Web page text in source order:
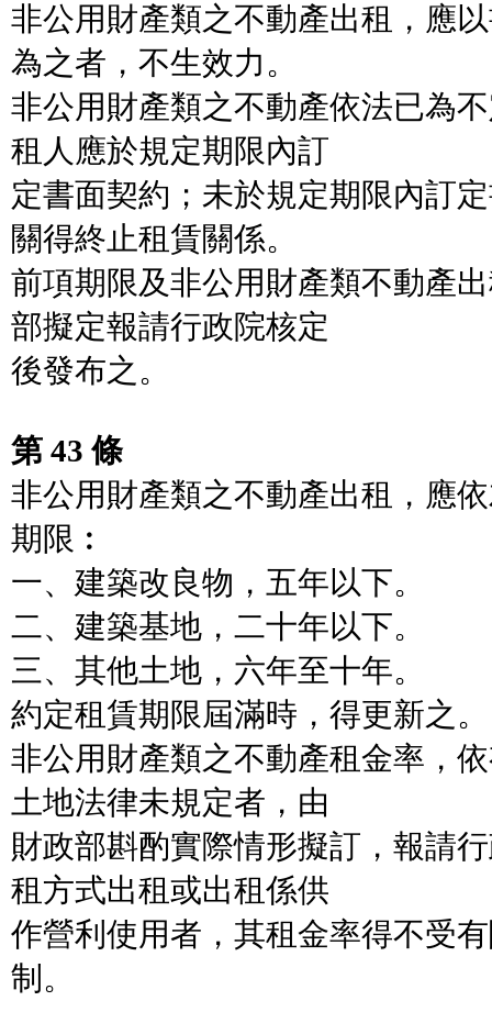
非公用財產類之不動產出租，應
為之者，不生效力。
非公用財產類之不動產依法已為
租人應於規定期限內訂
定書面契約；未於規定期限內訂
關得終止租賃關係。
前項期限及非公用財產類不動產
部擬定報請行政院核定
後發布之。
第 43 條
非公用財產類之不動產出租，應
期限︰
一、建築改良物，五年以下。
二、建築基地，二十年以下。
三、其他土地，六年至十年。
約定租賃期限屆滿時，得更新之。
非公用財產類之不動產租金率，
土地法律未規定者，由
財政部斟酌實際情形擬訂，報請
租方式出租或出租係供
作營利使用者，其租金率得不受
制。